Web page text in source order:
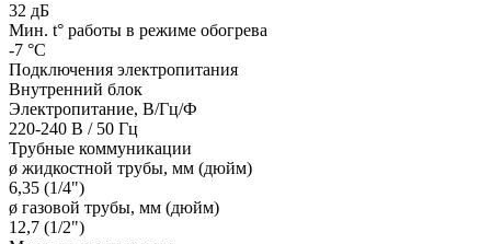
32 дБ
Мин. t° работы в режиме обогрева
-7 °С
Подключения электропитания
Внутренний блок
Электропитание, В/Гц/Ф
220-240 В / 50 Гц
Трубные коммуникации
ø жидкостной трубы, мм (дюйм)
6,35 (1/4")
ø газовой трубы, мм (дюйм)
12,7 (1/2")